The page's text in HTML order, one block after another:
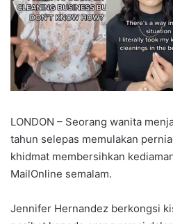
LONDON – Seorang wanita
tahun selepas memulakan
khidmat membersihkan
MailOnline semalam.
Jennifer Hernandez berkongsi